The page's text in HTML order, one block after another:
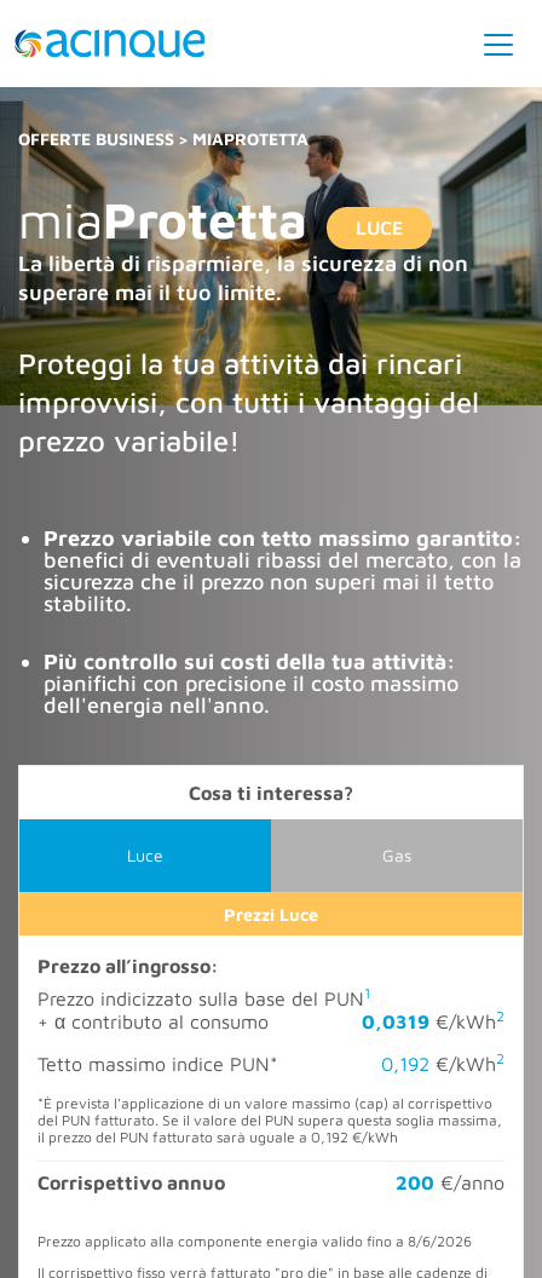
OFFERTE BUSINESS MIAPROTETTA
miaProtetta LUCE
La libertà di risparmiare, la sicurezza di non
superare mai il tuo limite.
Proteggi la tua attività dai rincari
improvvisi, con tutti i vantaggi del
prezzo variabile!
Prezzo variabile con tetto massimo garantito:
benefici di eventuali ribassi del mercato, con la
sicurezza che il prezzo non superi mai il tetto
stabilito.
Più controllo sui costi della tua attività:
pianifichi con precisione il costo massimo
dell'energia nell'anno.
Cosa ti interessa?
Luce Gas
Prezzi Luce
Prezzo all’ingrosso:
Prezzo indicizzato sulla base del PUN1
+ α contributo al consumo 0,0319 €/kWh2
Tetto massimo indice PUN* 0,192 €/kWh2
*È prevista l'applicazione di un valore massimo (cap) al corrispettivo
del PUN fatturato. Se il valore del PUN supera questa soglia massima,
il prezzo del PUN fatturato sarà uguale a 0,192 €/kWh
Corrispettivo annuo 200 €/anno
Prezzo applicato alla componente energia valido fino a 8/6/2026
Il corrispettivo fisso verrà fatturato "pro die" in base alle cadenze di